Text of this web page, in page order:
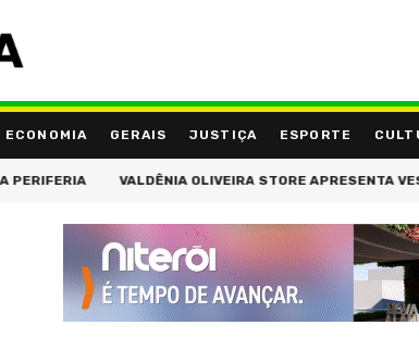
ECONOMIA GERAIS JUSTIÇA ESPORTE
VALDÊNIA OLIVEIRA STORE APRESENTA VESTIDOS E